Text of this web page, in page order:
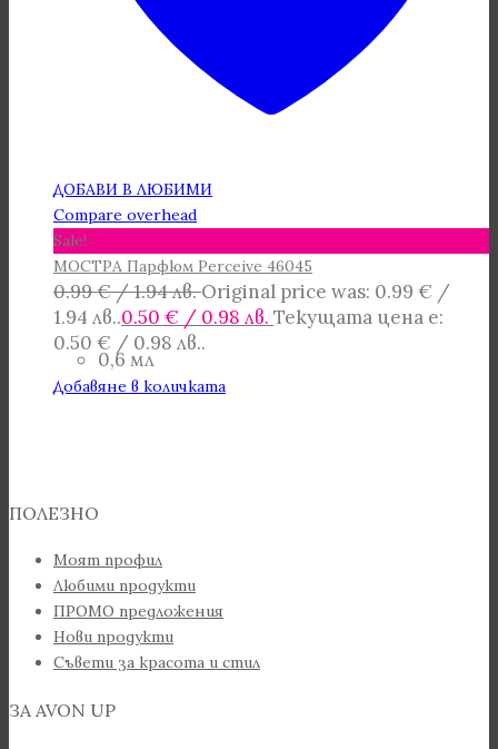
ДОБАВИ В ЛЮБИМИ
Compare overhead
Sale!
МOСТРА Парфюм Perceive 46045
0.99€/ 1.94 лв.Original price was: 0.99 € /
1.94 лв..0.50 € / 0.98 лв. Текущата цена е:
0.50 € / 0.98 лв..
0,6 мл
Добавяне в количката
ПОЛЕЗНО
Моят профил
Любими продукти
ПРОМО предложения
Нови продукти
Съвети за красота и стил
ЗА AVON UP